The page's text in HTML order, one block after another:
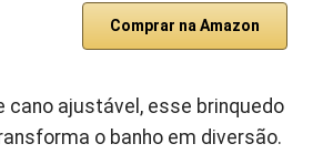
Comprar na Amazon
cano ajustável, esse brinquedo
o banho em diversão.